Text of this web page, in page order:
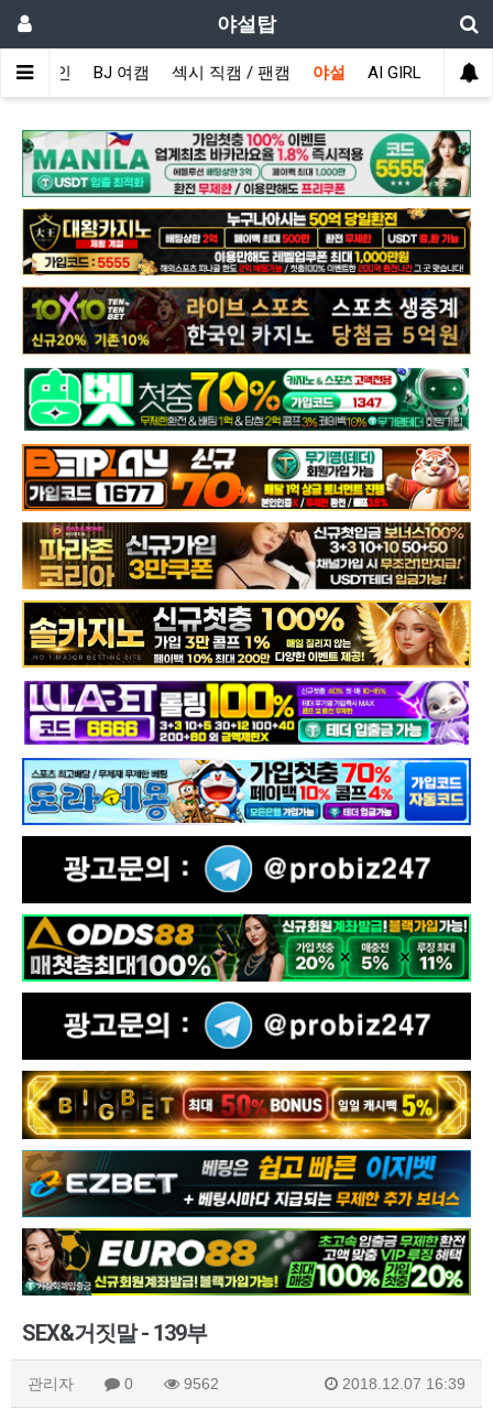
야설탑
메인 BJ 여캠 섹시 직캠 / 팬캠 야설 AI GIRL
SEX&거짓말 - 139부
관리자 0 9562 2018.12.07 16:39